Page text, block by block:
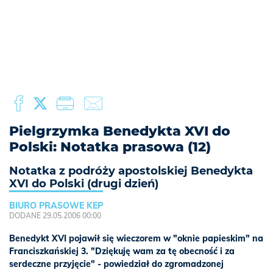
Pielgrzymka Benedykta XVI do
Polski: Notatka prasowa (12)
Notatka z podróży apostolskiej Benedykta
XVI do Polski (drugi dzień)
BIURO PRASOWE KEP
DODANE 29.05.2006 00:00
Benedykt XVI pojawił się wieczorem w "oknie papieskim" na
Franciszkańskiej 3. "Dziękuję wam za tę obecność i za
serdeczne przyjęcie" - powiedział do zgromadzonej